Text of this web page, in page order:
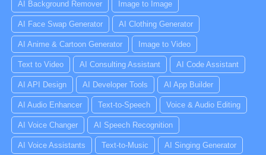
AI Background Remover Image to Image
AI Face Swap Generator AI Clothing Generator
AI Anime & Cartoon Generator Image to Video
Text to Video AI Consulting Assistant AI Code Assistant
AI API Design AI Developer Tools AI App Builder
AI Audio Enhancer Text-to-Speech Voice & Audio Editing
AI Voice Changer AI Speech Recognition
AI Voice Assistants Text-to-Music AI Singing Generator